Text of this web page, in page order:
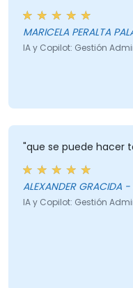
IA y Copilot: Gestión
"que se puede hacer
IA y Copilot: Gestión